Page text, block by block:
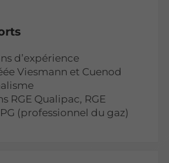
d’expérience
Viesmann et Cuenod
RGE Qualipac, RGE
(professionnel du gaz)